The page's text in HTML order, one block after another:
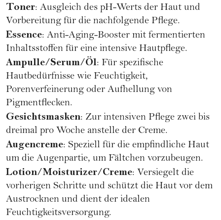
Toner: Ausgleich des pH-Werts der Haut und
Vorbereitung für die nachfolgende Pflege.
Essence: Anti-Aging-Booster mit fermentierten
Inhaltsstoffen für eine intensive Hautpflege.
Ampulle/Serum/Öl: Für spezifische
Hautbedürfnisse wie Feuchtigkeit,
Porenverfeinerung oder Aufhellung von
Pigmentflecken.
Gesichtsmasken: Zur intensiven Pflege zwei bis
dreimal pro Woche anstelle der Creme.
Augencreme: Speziell für die empfindliche Haut
um die Augenpartie, um Fältchen vorzubeugen.
Lotion/Moisturizer/Creme: Versiegelt die
vorherigen Schritte und schützt die Haut vor dem
Austrocknen und dient der idealen
Feuchtigkeitsversorgung.